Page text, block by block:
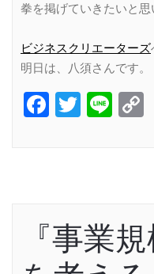
拳を掲げていきたいと思
ビジネスクリエーターズ
明日は、八須さんです。
Facebook
Twitter
Line
『事業